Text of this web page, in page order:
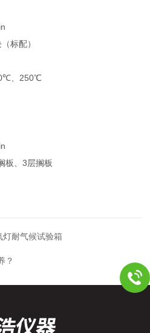
标配）
、250℃
板、3层搁板
灯耐气候试验箱
？